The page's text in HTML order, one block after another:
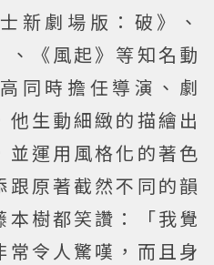
新劇場版：破》、
、《風起》等知名動
同時擔任導演、劇
生動細緻的描繪出
並運用風格化的著色
原著截然不同的韻
本樹都笑讚：「我覺
令人驚嘆，而且身